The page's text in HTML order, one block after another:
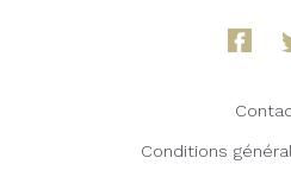
Conditions